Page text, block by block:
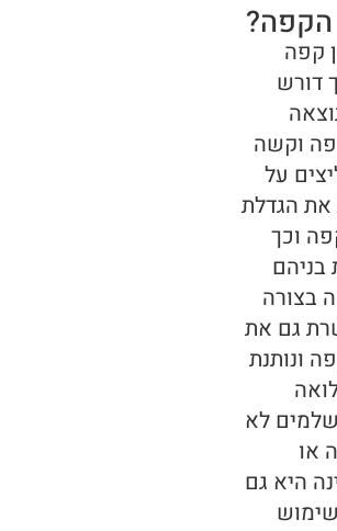
הקפה?
קפה
דורש
וקשה
על
הגדלת
וכך
בניהם
בצורה
גם את
ונותנת
לא
או
היא גם